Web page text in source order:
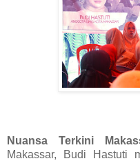
Nuansa Terkini
Makassar, Budi Hastuti